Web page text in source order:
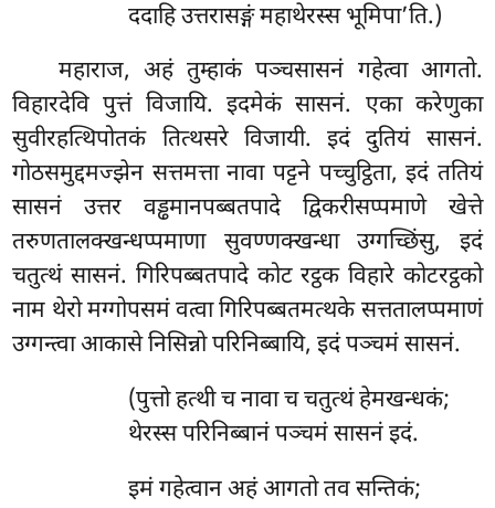
ददाहि उत्तरासङ्गं महाथेरस्स भूमिपा’ति.)
महाराज, अहं तुम्हाकं पञ्चसासनं गहेत्वा आगतो.
विहारदेवि पुत्तं विजायि. इदमेकं सासनं. एका करेणुका
सुवीरहत्थिपोतकं तित्थसरे विजायी. इदं दुतियं सासनं.
गोठसमुद्दमज्झेन सत्तमत्ता नावा पट्टने पच्चुट्ठिता, इदं ततियं
सासनं उत्तर वड्ढमानपब्बतपादे द्विकरीसप्पमाणे खेत्ते
तरुणतालक्खन्धप्पमाणा सुवण्णक्खन्धा उग्गच्छिंसु, इदं
चतुत्थं सासनं. गिरिपब्बतपादे कोट रट्ठक विहारे कोटरट्ठको
नाम थेरो मग्गोपसमं वत्वा गिरिपब्बतमत्थके सत्ततालप्पमाणं
उग्गन्त्वा आकासे निसिन्नो परिनिब्बायि, इदं पञ्चमं सासनं.
(पुत्तो हत्थी च नावा च चतुत्थं हेमखन्धकं;
थेरस्स परिनिब्बानं पञ्चमं सासनं इदं.
इमं गहेत्वान अहं आगतो तव सन्तिकं;